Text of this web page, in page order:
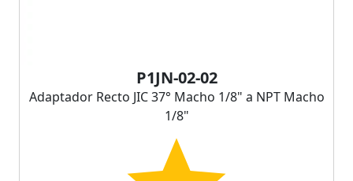
P1JN-02-02
Adaptador Recto JIC 37° Macho 1/8" a NPT Macho
1/8"